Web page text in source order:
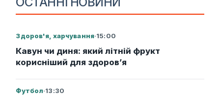
Здоров'я, харчування·15:00
Кавун чи диня: який літній фрукт
корисніший для здоров’я
Футбол·13:30